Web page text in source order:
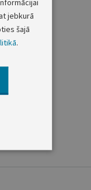
jebkurā
šajā
.